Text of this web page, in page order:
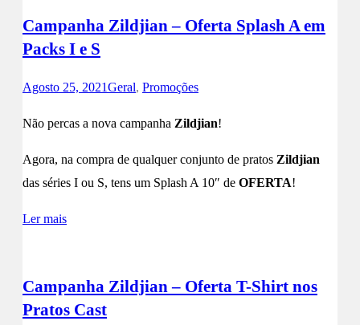
Campanha Zildjian – Oferta Splash A em
Packs I e S
Agosto 25, 2021Geral, Promoções
Não percas a nova campanha Zildjian!
Agora, na compra de qualquer conjunto de pratos Zildjian
das séries I ou S, tens um Splash A 10″ de OFERTA!
Ler mais
Campanha Zildjian – Oferta T-Shirt nos
Pratos Cast